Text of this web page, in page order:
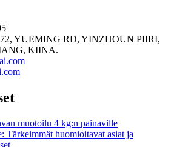
YUEMING RD, YINZHOUN PIIRI,
KIINA.